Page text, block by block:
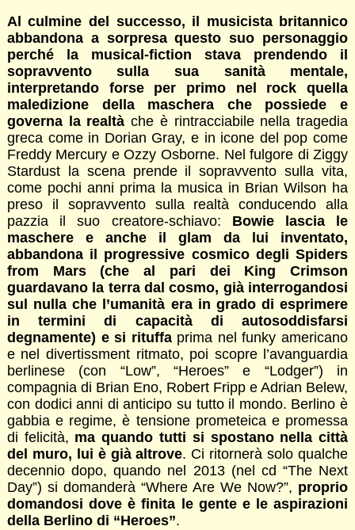
Al culmine del successo, il musicista britannico
abbandona a sorpresa questo suo personaggio
perché la musical-fiction stava prendendo il
sopravvento sulla sua sanità mentale,
interpretando forse per primo nel rock quella
maledizione della maschera che possiede e
governa la realtà che è rintracciabile nella tragedia
greca come in Dorian Gray, e in icone del pop come
Freddy Mercury e Ozzy Osborne. Nel fulgore di Ziggy
Stardust la scena prende il sopravvento sulla vita,
come pochi anni prima la musica in Brian Wilson ha
preso il sopravvento sulla realtà conducendo alla
pazzia il suo creatore-schiavo: Bowie lascia le
maschere e anche il glam da lui inventato,
abbandona il progressive cosmico degli Spiders
from Mars (che al pari dei King Crimson
guardavano la terra dal cosmo, già interrogandosi
sul nulla che l’umanità era in grado di esprimere
in termini di capacità di autosoddisfarsi
degnamente) e si rituffaprima nel funky americano
e nel divertissment ritmato, poi scopre l’avanguardia
berlinese (con “Low”, “Heroes” e “Lodger”) in
compagnia di Brian Eno, Robert Fripp e Adrian Belew,
con dodici anni di anticipo su tutto il mondo. Berlino è
gabbia e regime, è tensione prometeica e promessa
di felicità, ma quando tutti si spostano nella città
del muro, lui è già altrove. Ci ritornerà solo qualche
decennio dopo, quando nel 2013 (nel cd “The Next
Day”) si domanderà “Where Are We Now?”, proprio
domandosi dove è finita le gente e le aspirazioni
della Berlino di “Heroes”.